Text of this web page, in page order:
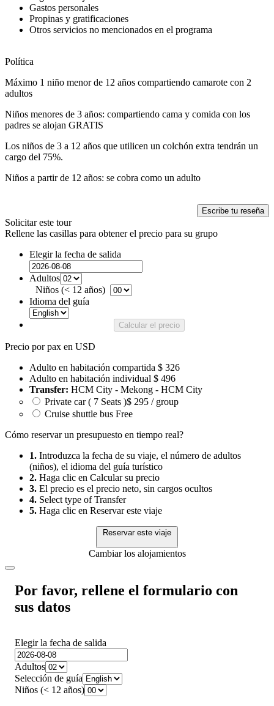
Gastos personales
Propinas y gratificaciones
Otros servicios no mencionados en el programa
Política
Máximo 1 niño menor de 12 años compartiendo camarote con 2
adultos
Niños menores de 3 años: compartiendo cama y comida con los
padres se alojan GRATIS
Los niños de 3 a 12 años que utilicen un colchón extra tendrán un
cargo del 75%.
Niños a partir de 12 años: se cobra como un adulto
Escribe tu reseña
Solicitar este tour
Rellene las casillas para obtener el precio para su grupo
Elegir la fecha de salida
Adultos
Niños (< 12 años)
Idioma del guía
Calcular el precio
Precio por pax en USD
Adulto en habitación compartida $ 326
Adulto en habitación individual $ 496
Transfer: HCM City - Mekong - HCM City
Private car ( 7 Seats )$ 295 / group
Cruise shuttle bus Free
Cómo reservar un presupuesto en tiempo real?
1. Introduzca la fecha de su viaje, el número de adultos
(niños), el idioma del guía turístico
2. Haga clic en Calcular su precio
3. El precio es el precio neto, sin cargos ocultos
4. Select type of Transfer
5. Haga clic en Reservar este viaje
Reservar este viaje
Cambiar los alojamientos
Por favor, rellene el formulario con
sus datos
Elegir la fecha de salida
Adultos
Selección de guía
Niños (< 12 años)